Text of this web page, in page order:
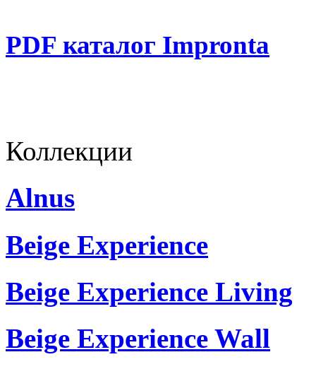
PDF каталог Impronta
Коллекции
Alnus
Beige Experience
Beige Experience Living
Beige Experience Wall